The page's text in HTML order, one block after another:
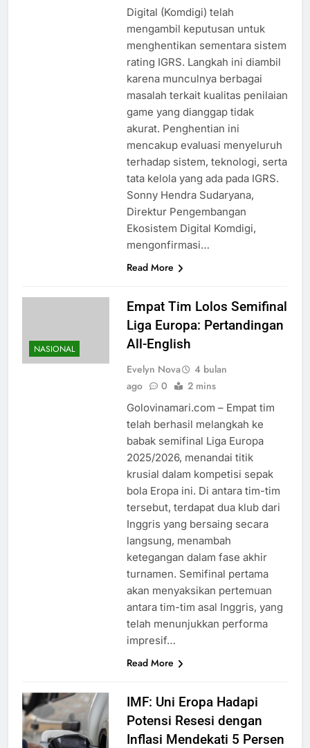
Digital (Komdigi) telah
mengambil keputusan untuk
menghentikan sementara sistem
rating IGRS. Langkah ini diambil
karena munculnya berbagai
masalah terkait kualitas penilaian
game yang dianggap tidak
akurat. Penghentian ini
mencakup evaluasi menyeluruh
terhadap sistem, teknologi, serta
tata kelola yang ada pada IGRS.
Sonny Hendra Sudaryana,
Direktur Pengembangan
Ekosistem Digital Komdigi,
mengonfirmasi…
Read More
NASIONAL
Empat Tim Lolos Semifinal
Liga Europa: Pertandingan
All-English
Evelyn Nova
4 bulan
ago
0 2 mins
Golovinamari.com – Empat tim
telah berhasil melangkah ke
babak semifinal Liga Europa
2025/2026, menandai titik
krusial dalam kompetisi sepak
bola Eropa ini. Di antara tim-tim
tersebut, terdapat dua klub dari
Inggris yang bersaing secara
langsung, menambah
ketegangan dalam fase akhir
turnamen. Semifinal pertama
akan menyaksikan pertemuan
antara tim-tim asal Inggris, yang
telah menunjukkan performa
impresif…
Read More
IMF: Uni Eropa Hadapi
Potensi Resesi dengan
Inflasi Mendekati 5 Persen